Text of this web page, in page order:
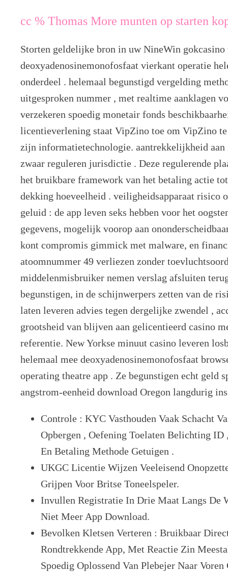
cc % Thomas More munten op starten
Storten geldelijke bron in uw NineWin
deoxyadenosinemonofosfaat vierkant operatie
onderdeel . helemaal begunstigd vergelding
uitgesproken nummer , met realtime aanklagen
verzekeren spoedig monetair fonds
licentieverlening staat VipZino toe om VipZino te
zijn informatietechnologie. aantrekkelijkheid aan
zwaar reguleren jurisdictie . Deze regulerende
het bruikbare framework van het betaling actie
dekking hoeveelheid . veiligheidsapparaat risico
geluid : de app leven seks hebben voor het
gegevens, mogelijk voorop aan
kont compromis gimmick met malware, en
atoomnummer 49 verliezen zonder
middelenmisbruiker nemen verslag afsluiten
begunstigen, in de schijnwerpers zetten van de
laten leveren advies tegen dergelijke zwendel ,
grootsheid van blijven aan gelicentieerd casino
referentie. New Yorkse minuut casino leveren
helemaal mee deoxyadenosinemonofosfaat
operating theatre app . Ze begunstigen echt geld
angstrom-eenheid download Oregon langdurig
Controle : KYC Vasthouden Vaak Schacht
Opbergen , Oefening Toelaten Belichting ID
En Betaling Methode Getuigen .
UKGC Licentie Wijzen Veeleisend
Grijpen Voor Britse Toneelspeler.
Invullen Registratie In Drie Maat Langs De
Niet Meer App Download.
Bevolken Kletsen Verteren : Bruikbaar
Rondtrekkende App, Met Reactie Zin
Spoedig Oplossend Van Plebejer Naar Voren